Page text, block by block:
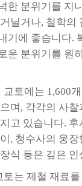
한 분위기를 지
닐거나, 철학의
기에 좋습니다.
운 분위기를 원
교토에는 1,600
며, 각각의 사
고 있습니다.
, 청수사의 웅
식 등은 깊은
토는 제철 재료